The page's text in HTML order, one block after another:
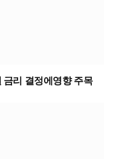
리 결정에영향 주목